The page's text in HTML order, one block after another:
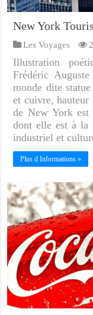
New York
Les Voyages
Illustration
Frédéric
monde dite
et cuivre,
de New York est
dont elle est à la
industriel et
Plus d Informations »